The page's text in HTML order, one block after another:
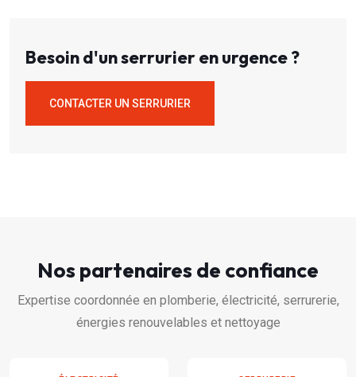
Besoin d'un serrurier en urgence ?
CONTACTER UN SERRURIER
Nos partenaires de confiance
Expertise coordonnée en plomberie, électricité, serrurerie,
énergies renouvelables et nettoyage